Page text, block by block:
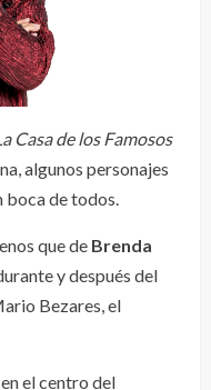
Casa de los Famosos
algunos personajes
boca de todos.
que de Brenda
y después del
Bezares, el
el centro del